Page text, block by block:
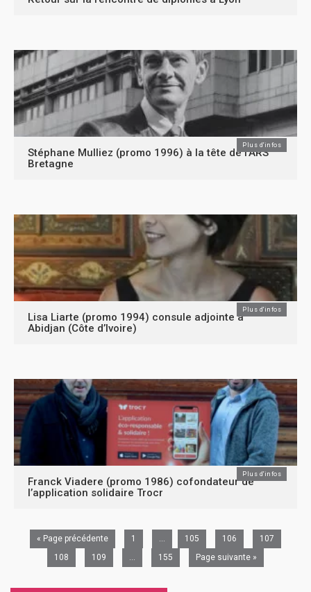
Stéphane Mulliez (promo 1996) à la tête de l’ARS
Bretagne
Plus d'infos
Lisa Liarte (promo 1994) consule adjointe à
Abidjan (Côte d’Ivoire)
Plus d'infos
Franck Viadere (promo 1986) cofondateur de
l’application solidaire Trocr
Plus d'infos
« Page précédente 1 … 105 106
107
108
109 … 155 Page suivante »